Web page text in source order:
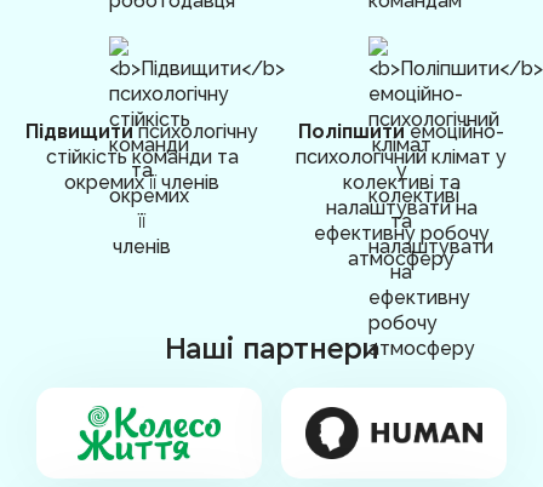
Підвищитипсихологічну
стійкість команди та
окремих її членів
Поліпшитиемоційно-
психологічний клімат у
колективі та
налаштувати на
ефективну робочу
атмосферу
Наші партнери